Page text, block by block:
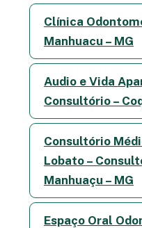
Clínica
Manhuacu – MG
Audio e Vida
Consultório –
Consultório
Lobato –
Manhuaçu – MG
Espaço Oral